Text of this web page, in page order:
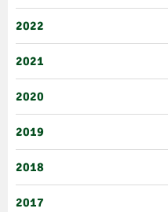
2022
2021
2020
2019
2018
2017